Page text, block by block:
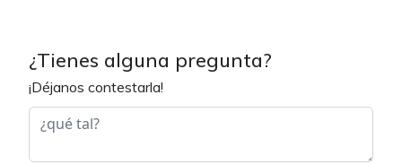
¿Tienes alguna pregunta?
¡Déjanos contestarla!